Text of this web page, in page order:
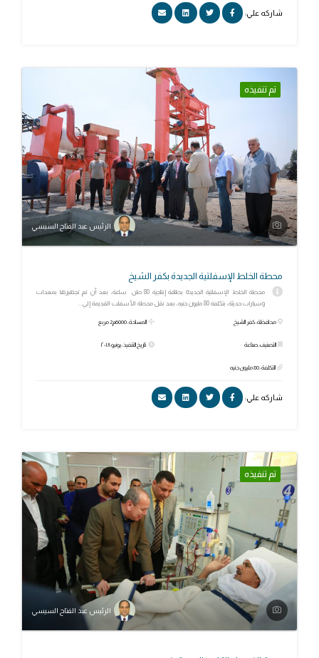
شاركه علي:
تم تنفيذه
الرئيس عبد الفتاح السيسي
محطة الخلط الإسفلتية الجديدة بكفر الشيخ
محطة الخلط الإسفلتية الجديدة بطاقة إنتاجية 80 طن ساعة، بعد أن تم تجهيزها بمعدات
وسيارات حديثة، بتكلفة 80 مليون جنيه، بعد نقل محطة الأسفلت القديمة إلي...
محافظة: كفر الشيخ
التصنيف: صناعة
التكلفة: 80 مليون جنيه
المساحة: 6000م2 مربع
تاريخ التنفيذ: يونيو ٢٠١٨
شاركه علي:
تم تنفيذه
الرئيس عبد الفتاح السيسي